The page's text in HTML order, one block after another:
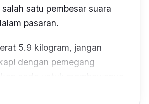
satu pembesar suara
pasaran.
5.9 kilogram, jangan
dengan pemegang